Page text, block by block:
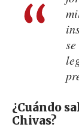
¿Cuándo
Chivas?